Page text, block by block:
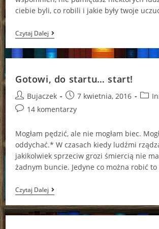
ciebie byli, co robili i jakie były twoje
Czytaj DalejŻycie
Buntownika
Gotowi, do startu… start!
Post
author:
Bujaczek
Post
published:
7 kwietnia, 2016
Post
Post14 komentarzy
Mogłam pędzić, ale nie mogłam biec.
oddychać.* W czasach kiedy ludźmi
jakikolwiek sprzeciw grozi śmiercią nie
żadnym buncie. Jedyne co można robić
Czytaj DalejGotowi,
Do
Startu…
Start!